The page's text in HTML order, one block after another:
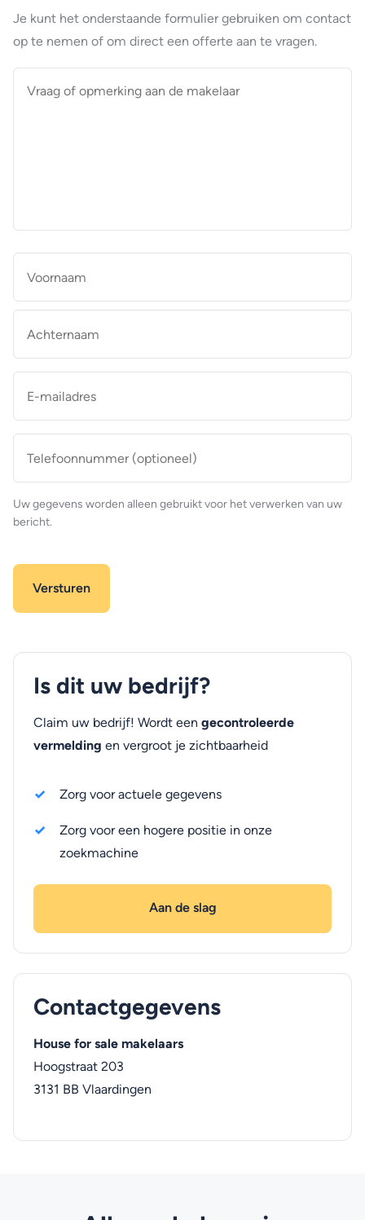
Je kunt het onderstaande formulier gebruiken om contact
op te nemen of om direct een offerte aan te vragen.
mailadres *
(optioneel)
Uw gegevens worden alleen gebruikt voor het verwerken van uw
bericht.
Is dit uw bedrijf?
Claim uw bedrijf! Wordt een gecontroleerde
vermelding en vergroot je zichtbaarheid
Zorg voor actuele gegevens
Zorg voor een hogere positie in onze
zoekmachine
Aan de slag
Contactgegevens
House for sale makelaars
Hoogstraat 203
3131 BB Vlaardingen